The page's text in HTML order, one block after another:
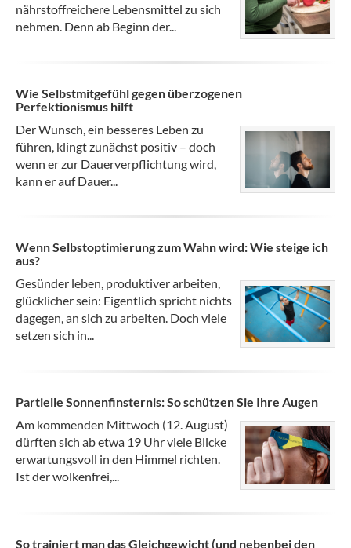
nährstoffreichere Lebensmittel zu sich
nehmen. Denn ab Beginn der...
Wie Selbstmitgefühl gegen überzogenen
Perfektionismus hilft
Der Wunsch, ein besseres Leben zu
führen, klingt zunächst positiv – doch
wenn er zur Dauerverpflichtung wird,
kann er auf Dauer...
Wenn Selbstoptimierung zum Wahn wird: Wie steige ich
aus?
Gesünder leben, produktiver arbeiten,
glücklicher sein: Eigentlich spricht nichts
dagegen, an sich zu arbeiten. Doch viele
setzen sich in...
Partielle Sonnenfinsternis: So schützen Sie Ihre Augen
Am kommenden Mittwoch (12. August)
dürften sich ab etwa 19 Uhr viele Blicke
erwartungsvoll in den Himmel richten.
Ist der wolkenfrei,...
So trainiert man das Gleichgewicht (und nebenbei den